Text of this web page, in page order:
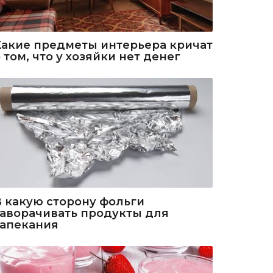
предметы интерьера кричат
том, что у хозяйки нет денег
какую сторону фольги
продукты для